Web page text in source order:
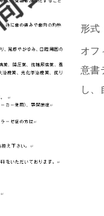
形式
オフ
意書
し、